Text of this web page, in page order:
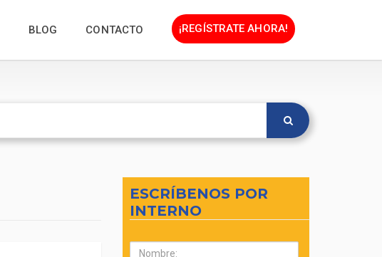
BLOG CONTACTO ¡REGÍSTRATE AHORA!
ESCRÍBENOS POR
INTERNO
Nombre: